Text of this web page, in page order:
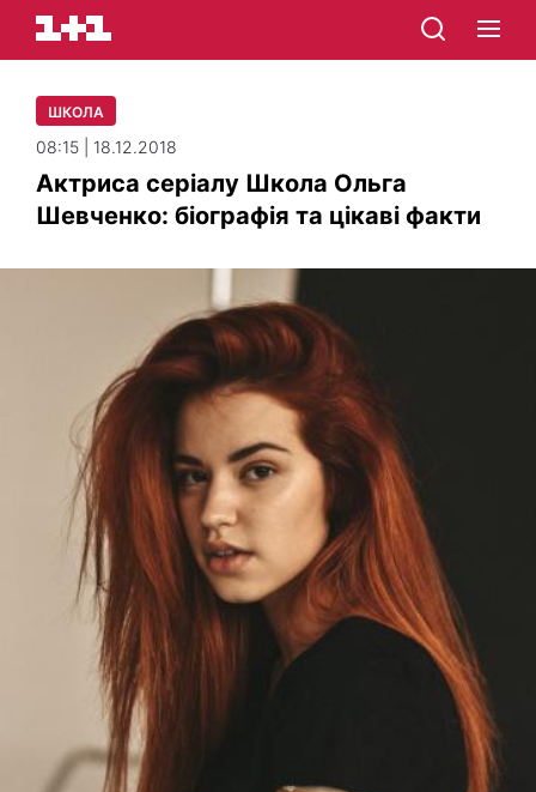
ШКОЛА
08:15 | 18.12.2018
Актриса серіалу Школа Ольга
Шевченко: біографія та цікаві факти